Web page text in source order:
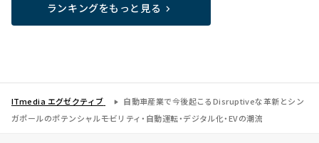
ランキングをもっと見る
ITmedia エグゼクティブ
自動車産業で今後起こるDisruptiveな革新とシン
ガポールのポテンシャル――モビリティ・自動運転・デジタル化・EVの潮流